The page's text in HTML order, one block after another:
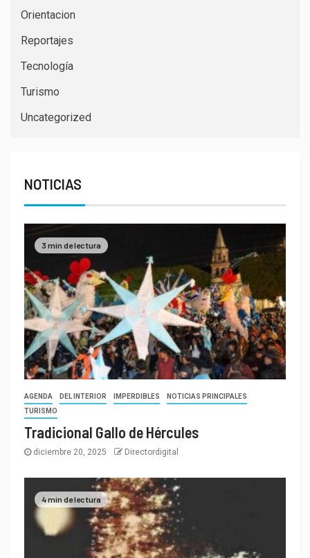
Orientacion
Reportajes
Tecnología
Turismo
Uncategorized
NOTICIAS
3 min de lectura
AGENDA DEL INTERIOR IMPERDIBLES
NOTICIAS PRINCIPALES
TURISMO
Tradicional Gallo de Hércules
diciembre 20, 2025 Directordigital
4 min de lectura